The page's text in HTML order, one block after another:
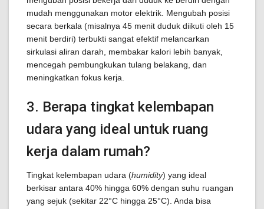
mudah menggunakan motor elektrik. Mengubah posisi
secara berkala (misalnya 45 menit duduk diikuti oleh 15
menit berdiri) terbukti sangat efektif melancarkan
sirkulasi aliran darah, membakar kalori lebih banyak,
mencegah pembungkukan tulang belakang, dan
meningkatkan fokus kerja.
3. Berapa tingkat kelembapan
udara yang ideal untuk ruang
kerja dalam rumah?
Tingkat kelembapan udara (humidity) yang ideal
berkisar antara 40% hingga 60% dengan suhu ruangan
yang sejuk (sekitar 22°C hingga 25°C). Anda bisa